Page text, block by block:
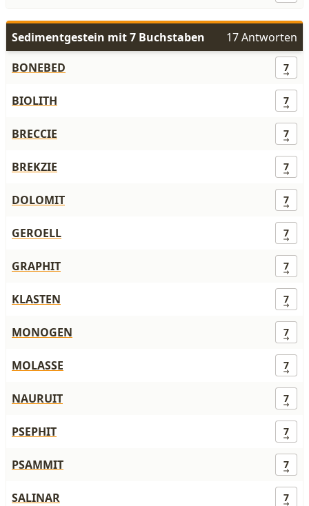
Sedimentgestein mit 7 Buchstaben
17 Antworten
BONEBED
7
BIOLITH 7
BRECCIE 7
BREKZIE 7
DOLOMIT 7
GEROELL 7
GRAPHIT 7
KLASTEN 7
MONOGEN 7
MOLASSE 7
NAURUIT 7
PSEPHIT 7
PSAMMIT 7
SALINAR 7